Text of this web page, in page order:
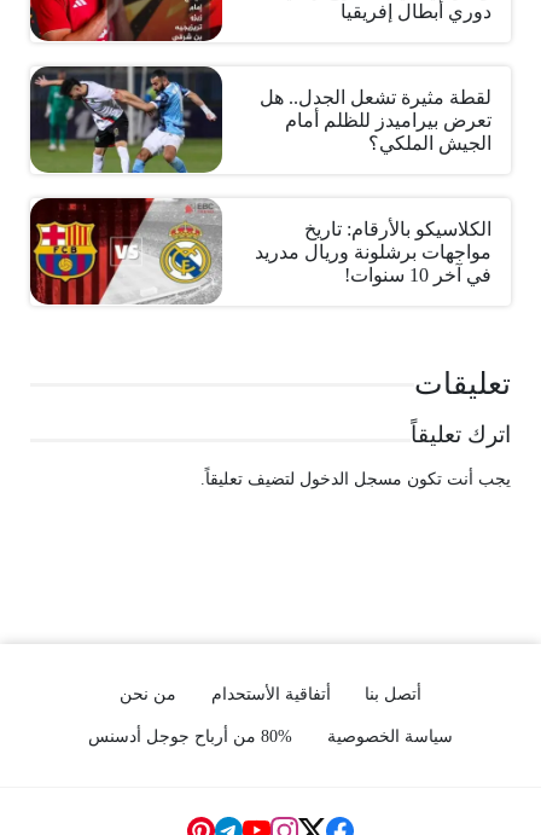
دوري أبطال إفريقيا
لقطة مثيرة تشعل الجدل.. هل
تعرض بيراميدز للظلم أمام
الجيش الملكي؟
الكلاسيكو بالأرقام: تاريخ
مواجهات برشلونة وريال مدريد
في آخر 10 سنوات!
تعليقات
اترك تعليقاً
يجب أنت تكون مسجل الدخول لتضيف تعليقاً.
أتصل بنا أتفاقية الأستحدام من نحن
سياسة الخصوصية 80% من أرباح جوجل أدسنس